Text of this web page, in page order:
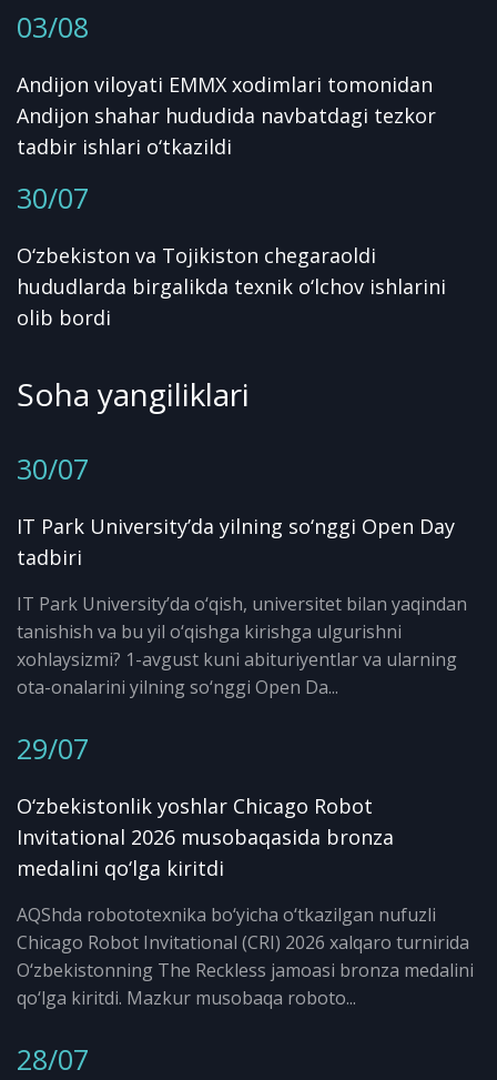
03/08
Andijon viloyati EMMX xodimlari tomonidan
Andijon shahar hududida navbatdagi tezkor
tadbir ishlari o‘tkazildi
30/07
O‘zbekiston va Tojikiston chegaraoldi
hududlarda birgalikda texnik o‘lchov ishlarini
olib bordi
Soha yangiliklari
30/07
IT Park University’da yilning so‘nggi Open Day
tadbiri
IT Park University’da o‘qish, universitet bilan yaqindan
tanishish va bu yil o‘qishga kirishga ulgurishni
xohlaysizmi? 1-avgust kuni abituriyentlar va ularning
ota-onalarini yilning so‘nggi Open Da...
29/07
O‘zbekistonlik yoshlar Chicago Robot
Invitational 2026 musobaqasida bronza
medalini qo‘lga kiritdi
AQShda robototexnika bo‘yicha o‘tkazilgan nufuzli
Chicago Robot Invitational (CRI) 2026 xalqaro turnirida
O‘zbekistonning The Reckless jamoasi bronza medalini
qo‘lga kiritdi. Mazkur musobaqa roboto...
28/07